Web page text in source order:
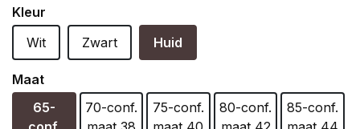
Kleur
Wit
Zwart Huid
Maat
65-
70-conf.
75-conf.
80-conf.
85-conf.